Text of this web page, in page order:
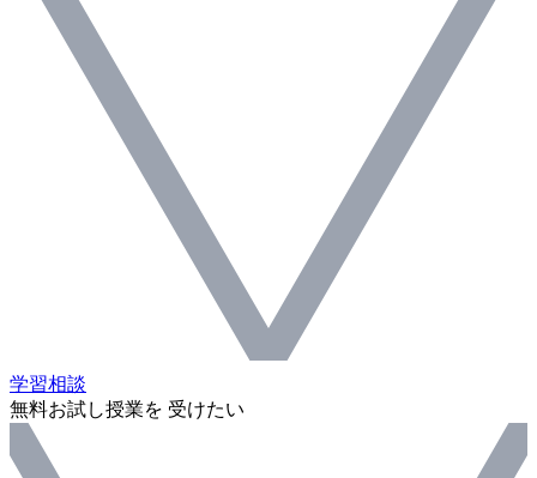
学習相談
無料お試し授業を 受けたい